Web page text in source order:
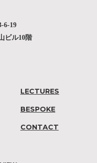
6-19
ビル10階
LECTURES
BESPOKE
CONTACT